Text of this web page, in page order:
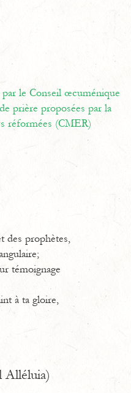
le Conseil œcuménique
prière proposées par la
réformées (CMER)
des prophètes,
témoignage
à ta gloire,
Alléluia)